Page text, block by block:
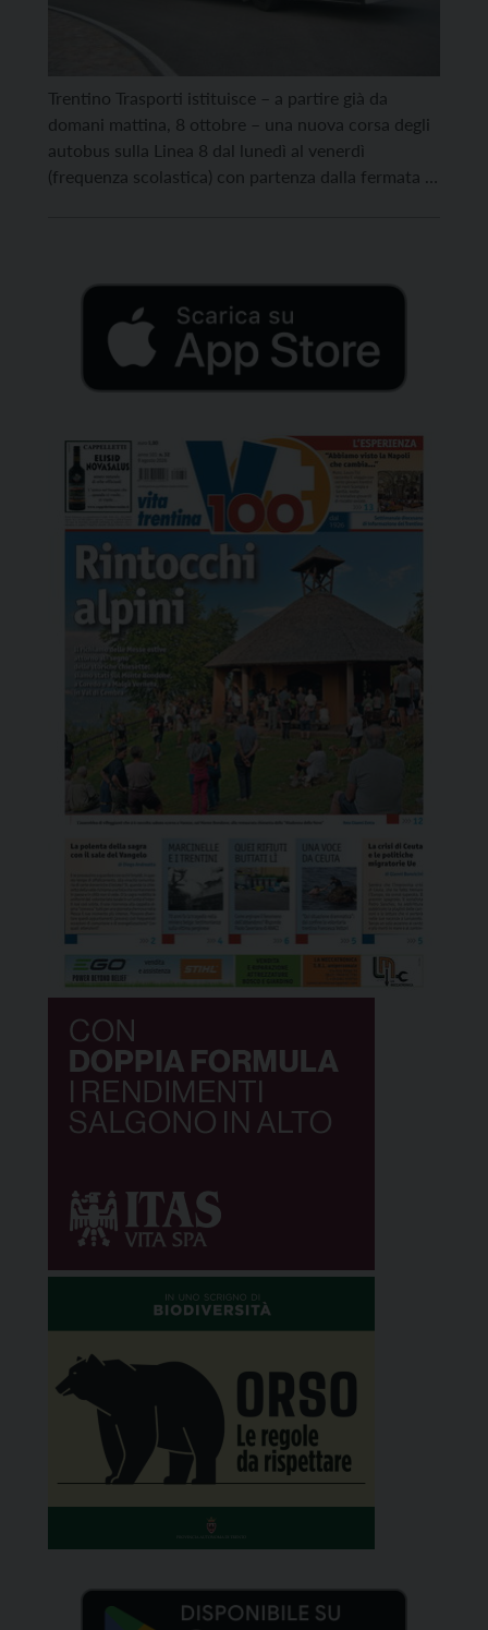
Trentino Trasporti istituisce – a partire già da
domani mattina, 8 ottobre – una nuova corsa degli
autobus sulla Linea 8 dal lunedì al venerdì
(frequenza scolastica) con partenza dalla fermata di